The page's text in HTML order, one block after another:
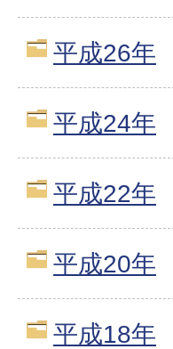
平成26年
平成24年
平成22年
平成20年
平成18年